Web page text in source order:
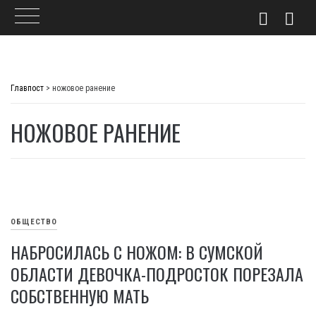
Главпост > ножовое ранение
НОЖОВОЕ РАНЕНИЕ
ОБЩЕСТВО
НАБРОСИЛАСЬ С НОЖОМ: В СУМСКОЙ
ОБЛАСТИ ДЕВОЧКА-ПОДРОСТОК ПОРЕЗАЛА
СОБСТВЕННУЮ МАТЬ